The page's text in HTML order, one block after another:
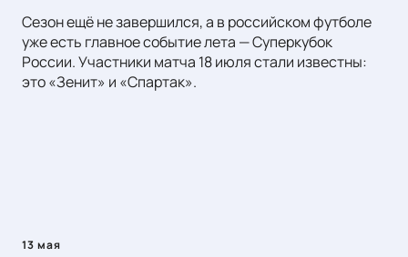
Сезон ещё не завершился, а в российском футболе
уже есть главное событие лета — Суперкубок
России. Участники матча 18 июля стали известны:
это «Зенит» и «Спартак».
13 мая